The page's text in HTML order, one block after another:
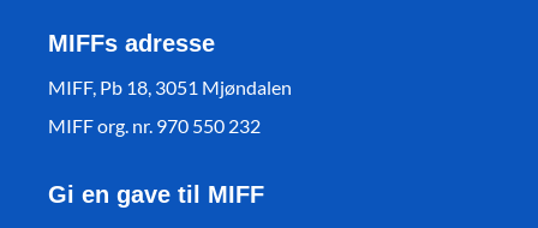
MIFFs adresse
MIFF, Pb 18, 3051 Mjøndalen
MIFF org. nr. 970 550 232
Gi en gave til MIFF